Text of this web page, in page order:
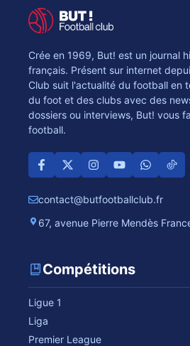
Crée en 1969, But! est un journal
français. Présent sur internet
Club suit l'actualité du football en
du foot et des clubs avec des
dossiers ou interviews, But! vous
football.
contact@butfootballclub.fr
67, avenue Pierre Mendès
Compétitions
Ligue 1
Liga
Premier League